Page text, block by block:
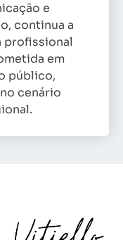
e
continua a
profissional
em
público,
cenário